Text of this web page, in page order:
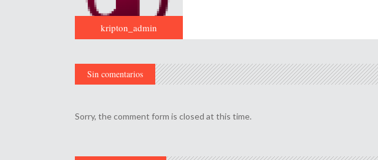
kripton_admin
Sin comentarios
Sorry, the comment form is closed at this time.